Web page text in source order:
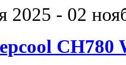
2025 - 02
CH780